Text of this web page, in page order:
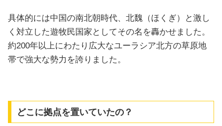
具体的には中国の南北朝時代、北魏（ほくぎ）と激し
く対立した遊牧民国家としてその名を轟かせました。
約200年以上にわたり広大なユーラシア北方の草原地
帯で強大な勢力を誇りました。
どこに拠点を置いていたの？